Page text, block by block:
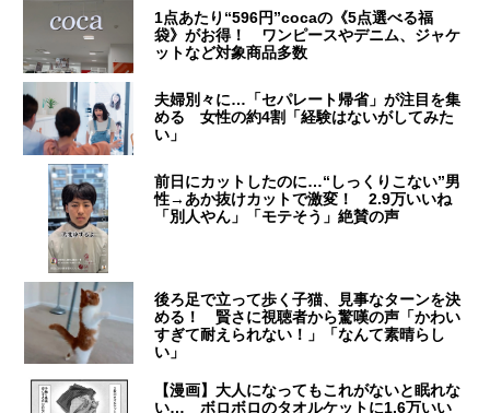
1点あたり“596円”cocaの《5点選べる福
袋》がお得！ ワンピースやデニム、ジャケ
ットなど対象商品多数
夫婦別々に…「セパレート帰省」が注目を集
める 女性の約4割「経験はないがしてみた
い」
前日にカットしたのに…“しっくりこない”男
性→あか抜けカットで激変！ 2.9万いいね
「別人やん」「モテそう」絶賛の声
後ろ足で立って歩く子猫、見事なターンを決
める！ 賢さに視聴者から驚嘆の声「かわい
すぎて耐えられない！」「なんて素晴らし
い」
【漫画】大人になってもこれがないと眠れな
い… ボロボロのタオルケットに1.6万いい